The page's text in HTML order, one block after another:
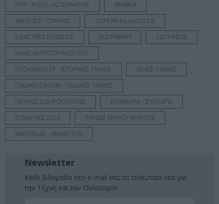
POP - ROCK - ALTERNATIVE
ΒΡΑΒΕΙΑ
ΔΙΑΛΕΞΕΙΣ - ΟΜΙΛΙΕΣ
ΔΩΡΕΑΝ ΕΚΔΗΛΩΣΕΙΣ
ΕΙΚΑΣΤΙΚΕΣ ΕΚΘΕΣΕΙΣ
ΖΩΓΡΑΦΙΚΗ
ΖΩΓΡΑΦΟΣ
ΗΛΙΑΣ ΚΑΤΙΡΤΖΙΓΙΑΝΟΓΛΟΥ
ΝΤΟΚΙΜΑΝΤΕΡ - ΙΣΤΟΡΙΚΕΣ ΤΑΙΝΙΕΣ
ΞΕΝΕΣ ΤΑΙΝΙΕΣ
ΠΑΙΔΙΚΟ ΣΙΝΕΜΑ - ΠΑΙΔΙΚΕΣ ΤΑΙΝΙΕΣ
ΠΑΥΛΟΣ ΣΙΔΗΡΟΠΟΥΛΟΣ
ΣΕΜΙΝΑΡΙΑ – ΣΥΝΕΔΡΙΑ
ΣΥΝΑΥΛΙΕΣ 2026
ΤΑΙΝΙΕΣ ΜΙΚΡΟΥ ΜΗΚΟΥΣ
ΦΑΝΤΑΣΙΑΣ - ANIMATION
Newsletter
Κάθε βδομάδα στο e-mail σας τα τελευταία νέα για
την Τέχνη και τον Πολιτισμό!